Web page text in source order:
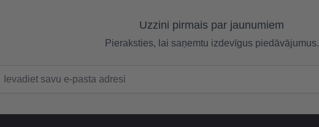
Uzzini pirmais par jaunumiem
Pieraksties, lai saņemtu izdevīgus piedāvājumus.